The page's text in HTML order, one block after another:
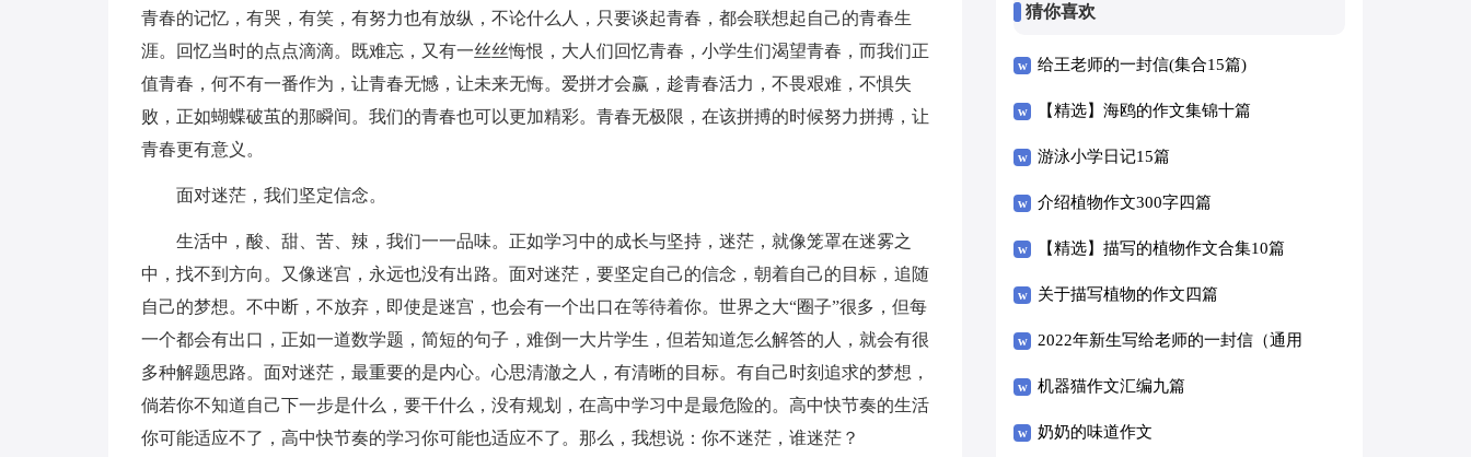
青春的记忆，有哭，有笑，有努力也有放纵，不论什么人，只要谈起青春，都会联想起自己的青春生
涯。回忆当时的点点滴滴。既难忘，又有一丝丝悔恨，大人们回忆青春，小学生们渴望青春，而我们正
值青春，何不有一番作为，让青春无憾，让未来无悔。爱拼才会赢，趁青春活力，不畏艰难，不惧失
败，正如蝴蝶破茧的那瞬间。我们的青春也可以更加精彩。青春无极限，在该拼搏的时候努力拼搏，让
青春更有意义。
面对迷茫，我们坚定信念。
生活中，酸、甜、苦、辣，我们一一品味。正如学习中的成长与坚持，迷茫，就像笼罩在迷雾之
中，找不到方向。又像迷宫，永远也没有出路。面对迷茫，要坚定自己的信念，朝着自己的目标，追随
自己的梦想。不中断，不放弃，即使是迷宫，也会有一个出口在等待着你。世界之大“圈子”很多，但每
一个都会有出口，正如一道数学题，简短的句子，难倒一大片学生，但若知道怎么解答的人，就会有很
多种解题思路。面对迷茫，最重要的是内心。心思清澈之人，有清晰的目标。有自己时刻追求的梦想，
倘若你不知道自己下一步是什么，要干什么，没有规划，在高中学习中是最危险的。高中快节奏的生活
你可能适应不了，高中快节奏的学习你可能也适应不了。那么，我想说：你不迷茫，谁迷茫？
猜你喜欢
给王老师的一封信(集合15篇)
【精选】海鸥的作文集锦十篇
游泳小学日记15篇
介绍植物作文300字四篇
【精选】描写的植物作文合集10篇
关于描写植物的作文四篇
2022年新生写给老师的一封信（通用
8篇）
机器猫作文汇编九篇
奶奶的味道作文